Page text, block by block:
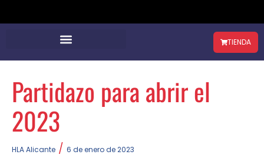
TIENDA
Partidazo para abrir el
2023
HLA Alicante / 6 de enero de 2023